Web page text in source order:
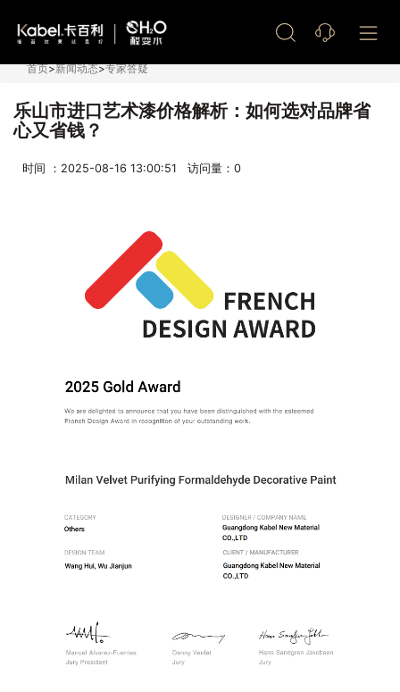
首页>新闻动态>专家答疑
乐山市进口艺术漆价格解析：如何选对品牌省
心又省钱？
时间 ：2025-08-16 13:00:51 访问量： 0